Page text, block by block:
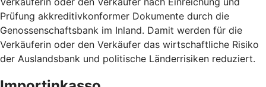
Prüfung akkreditivkonformer Dokumente durch die
Genossenschaftsbank im Inland. Damit werden für die
Verkäuferin oder den Verkäufer das wirtschaftliche Risiko
der Auslandsbank und politische Länderrisiken reduziert.